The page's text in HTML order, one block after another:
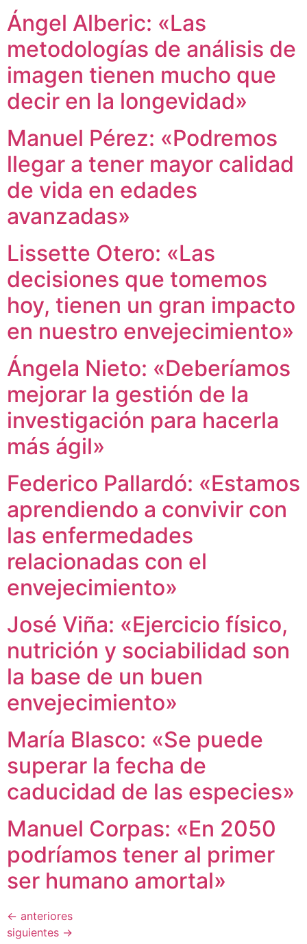
Ángel Alberic: «Las
metodologías de análisis de
imagen tienen mucho que
decir en la longevidad»
Manuel Pérez: «Podremos
llegar a tener mayor calidad
de vida en edades
avanzadas»
Lissette Otero: «Las
decisiones que tomemos
hoy, tienen un gran impacto
en nuestro envejecimiento»
Ángela Nieto: «Deberíamos
mejorar la gestión de la
investigación para hacerla
más ágil»
Federico Pallardó: «Estamos
aprendiendo a convivir con
las enfermedades
relacionadas con el
envejecimiento»
José Viña: «Ejercicio físico,
nutrición y sociabilidad son
la base de un buen
envejecimiento»
María Blasco: «Se puede
superar la fecha de
caducidad de las especies»
Manuel Corpas: «En 2050
podríamos tener al primer
ser humano amortal»
← anteriores
siguientes →